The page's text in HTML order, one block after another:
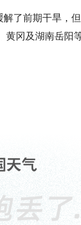
了前期干旱，
冈及湖南岳阳